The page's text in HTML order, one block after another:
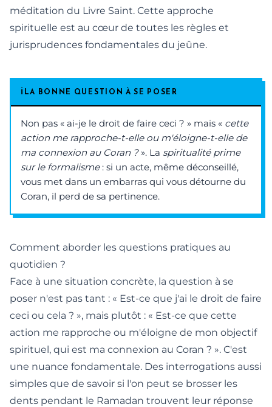
méditation du Livre Saint. Cette approche
spirituelle est au cœur de toutes les règles et
jurisprudences fondamentales du jeûne.
ℹ LA BONNE QUESTION À SE POSER
Non pas « ai-je le droit de faire ceci ? » mais « cette
action me rapproche-t-elle ou m'éloigne-t-elle de
ma connexion au Coran ?». La spiritualité prime
sur le formalisme: si un acte, même déconseillé,
vous met dans un embarras qui vous détourne du
Coran, il perd de sa pertinence.
Comment aborder les questions pratiques au
quotidien ?
Face à une situation concrète, la question à se
poser n'est pas tant : « Est-ce que j'ai le droit de faire
ceci ou cela ? », mais plutôt : « Est-ce que cette
action me rapproche ou m'éloigne de mon objectif
spirituel, qui est ma connexion au Coran ? ». C'est
une nuance fondamentale. Des interrogations aussi
simples que de savoir si l'on peut se brosser les
dents pendant le Ramadan trouvent leur réponse